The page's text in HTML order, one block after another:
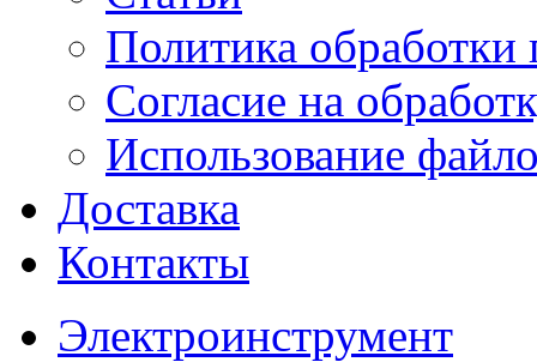
Политика
Согласие на
Использование
Доставка
Контакты
Электроинструмент